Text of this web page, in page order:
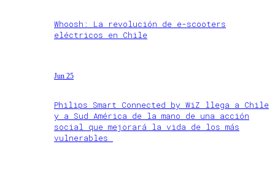
Whoosh: La revolución de e-scooters
eléctricos en Chile
Jun 25
Philips Smart Connected by WiZ llega a Chile
y a Sud América de la mano de una acción
social que mejorará la vida de los más
vulnerables